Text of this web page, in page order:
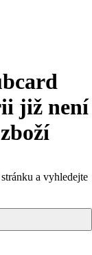
již není
a vyhledejte